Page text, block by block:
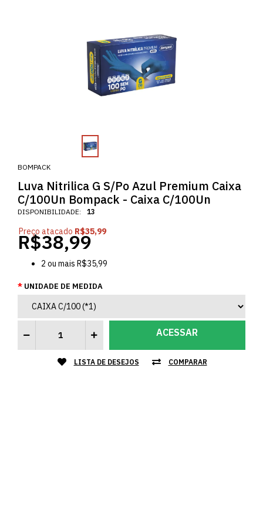
BOMPACK
Luva Nitrilica G S/Po Azul Premium Caixa
C/100Un Bompack - Caixa C/100Un
DISPONIBILIDADE: 13
Preço atacado R$35,99
R$38,99
2 ou mais R$35,99
UNIDADE DE MEDIDA
ACESSAR
LISTA DE DESEJOS COMPARAR